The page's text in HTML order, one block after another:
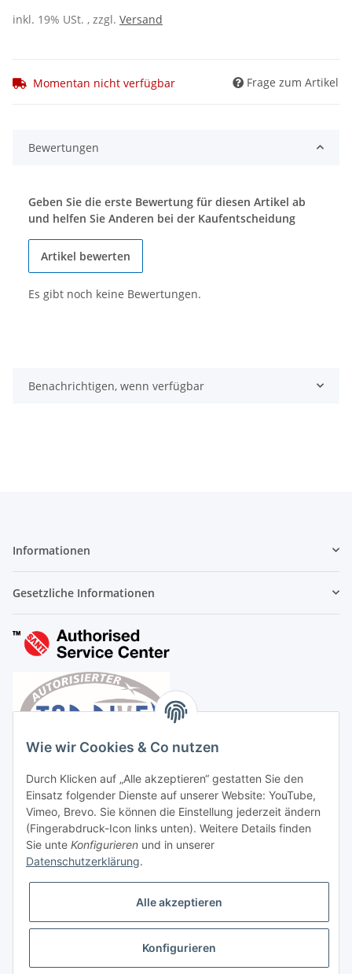
inkl. 19% USt. , zzgl. Versand
Momentan nicht verfügbar Frage zum Artikel
Bewertungen
Geben Sie die erste Bewertung für diesen Artikel ab
und helfen Sie Anderen bei der Kaufentscheidung
Artikel bewerten
Es gibt noch keine Bewertungen.
Benachrichtigen, wenn verfügbar
Informationen
Gesetzliche Informationen
Vertrag widerrufen
Wie wir Cookies & Co nutzen
Durch Klicken auf „Alle akzeptieren“ gestatten Sie den
Einsatz folgender Dienste auf unserer Website: YouTube,
Vimeo, Brevo. Sie können die Einstellung jederzeit ändern
(Fingerabdruck-Icon links unten). Weitere Details finden
Sie unte Konfigurieren und in unserer
Datenschutzerklärung.
Alle akzeptieren
Konfigurieren